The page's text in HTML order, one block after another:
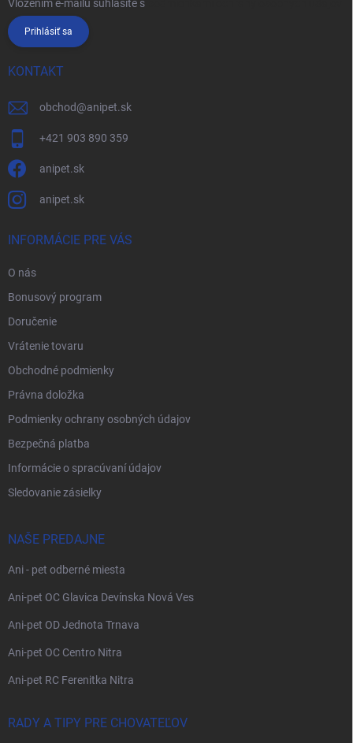
Vložením e-mailu súhlasíte s
Prihlásiť sa
KONTAKT
obchod@anipet.sk
+421 903 890 359
anipet.sk
anipet.sk
INFORMÁCIE PRE VÁS
O nás
Bonusový program
Doručenie
Vrátenie tovaru
Obchodné podmienky
Právna doložka
Podmienky ochrany osobných údajov
Bezpečná platba
Informácie o spracúvaní údajov
Sledovanie zásielky
NAŠE PREDAJNE
Ani - pet odberné miesta
Ani-pet OC Glavica Devínska Nová Ves
Ani-pet OD Jednota Trnava
Ani-pet OC Centro Nitra
Ani-pet RC Ferenitka Nitra
RADY A TIPY PRE CHOVATEĽOV